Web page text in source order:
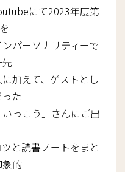
にて2023年度第
パーソナリティーで
加えて、ゲストとし
た
っこう」さんにご出
と読書ノートをまと
的